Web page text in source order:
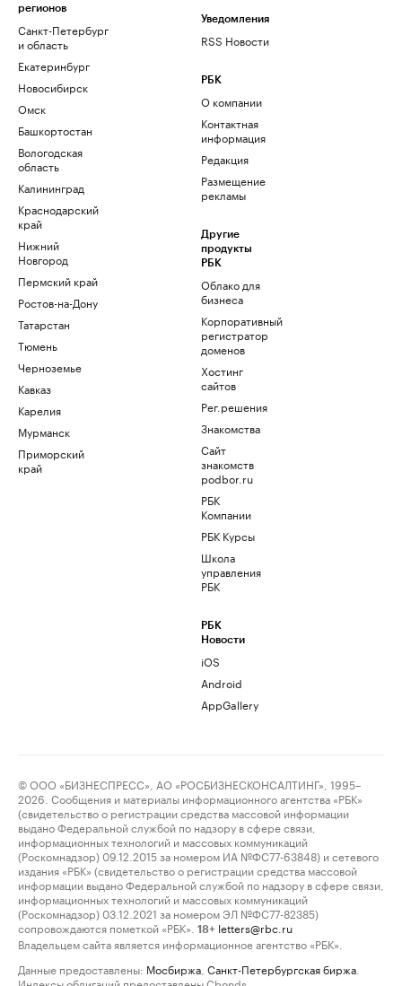
регионов
Санкт-Петербург
и область
Екатеринбург
Новосибирск
Омск
Башкортостан
Вологодская
область
Калининград
Краснодарский
край
Нижний
Новгород
Пермский край
Ростов-на-Дону
Татарстан
Тюмень
Черноземье
Кавказ
Карелия
Мурманск
Приморский
край
Уведомления
RSS Новости
РБК
О компании
Контактная
информация
Редакция
Размещение
рекламы
Другие
продукты
РБК
Облако для
бизнеса
Корпоративный
регистратор
доменов
Хостинг
сайтов
Рег.решения
Знакомства
Сайт
знакомств
podbor.ru
РБК
Компании
РБК Курсы
Школа
управления
РБК
РБК
Новости
iOS
Android
AppGallery
© ООО «БИЗНЕСПРЕСС», АО «РОСБИЗНЕСКОНСАЛТИНГ», 1995–
2026. Сообщения и материалы информационного агентства «РБК»
(свидетельство о регистрации средства массовой информации
выдано Федеральной службой по надзору в сфере связи,
информационных технологий и массовых коммуникаций
(Роскомнадзор) 09.12.2015 за номером ИА №ФС77-63848) и сетевого
издания «РБК» (свидетельство о регистрации средства массовой
информации выдано Федеральной службой по надзору в сфере связи,
информационных технологий и массовых коммуникаций
(Роскомнадзор) 03.12.2021 за номером ЭЛ №ФС77-82385)
сопровождаются пометкой «РБК».
18+ letters@rbc.ru
Владельцем сайта является информационное агентство «РБК».
Данные предоставлены: Мосбиржа Санкт-Петербургская биржа